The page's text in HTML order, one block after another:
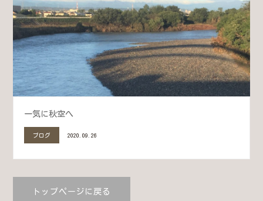
一気に秋空へ
ブログ 2020.09.26
トップページに戻る